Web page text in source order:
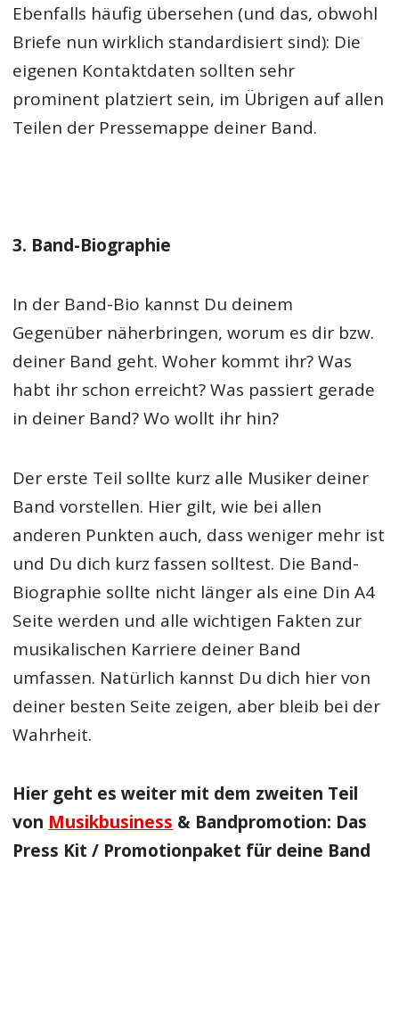
Ebenfalls häufig übersehen (und das, obwohl
Briefe nun wirklich standardisiert sind): Die
eigenen Kontaktdaten sollten sehr
prominent platziert sein, im Übrigen auf allen
Teilen der Pressemappe deiner Band.
3. Band-Biographie
In der Band-Bio kannst Du deinem
Gegenüber näherbringen, worum es dir bzw.
deiner Band geht. Woher kommt ihr? Was
habt ihr schon erreicht? Was passiert gerade
in deiner Band? Wo wollt ihr hin?
Der erste Teil sollte kurz alle Musiker deiner
Band vorstellen. Hier gilt, wie bei allen
anderen Punkten auch, dass weniger mehr ist
und Du dich kurz fassen solltest. Die Band-
Biographie sollte nicht länger als eine Din A4
Seite werden und alle wichtigen Fakten zur
musikalischen Karriere deiner Band
umfassen. Natürlich kannst Du dich hier von
deiner besten Seite zeigen, aber bleib bei der
Wahrheit.
Hier geht es weiter mit dem zweiten Teil
von Musikbusiness & Bandpromotion: Das
Press Kit / Promotionpaket für deine Band